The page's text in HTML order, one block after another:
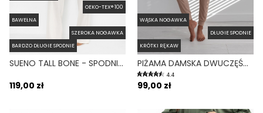
OEKO-TEX® 100
BAWEŁNA
SZEROKA NOGAWKA
BARDZO DŁUGIE SPODNIE
SUENO TALL BONE - SPODNIE SZEROKIE Z KIESZENIAMI BIAŁE
119,00 zł
WĄSKA NOGAWKA
DŁUGIE SPODNIE
KRÓTKI RĘKAW
PIŻAMA DAMSKA DWUCZĘŚCIOWA KRÓTKI RĘKAW DŁUGA NOGAWKA CLEMENTINE BEŻOWA
4.4
99,00 zł